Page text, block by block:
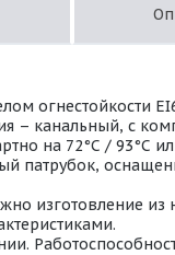
огнестойкости
– канальный, с
на 72°С / 93°С
патрубок,
изготовление из